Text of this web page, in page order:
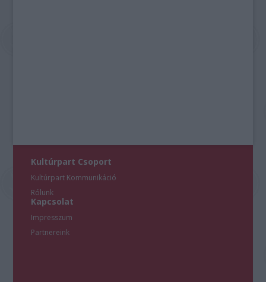
Kultúrpart Csoport
Kultúrpart Kommunikáció
Rólunk
Kapcsolat
Impresszum
Partnereink